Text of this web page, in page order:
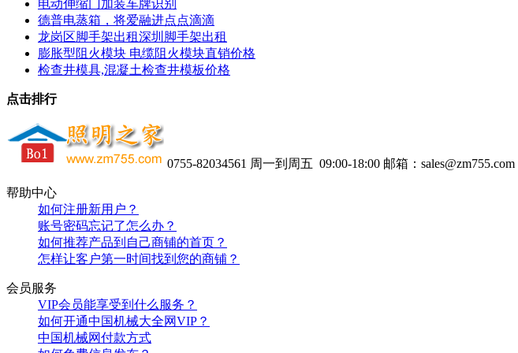
电动伸缩门加装车牌识别
德普电蒸箱，将爱融进点点滴滴
龙岗区脚手架出租深圳脚手架出租
膨胀型阻火模块 电缆阻火模块直销价格
检查井模具,混凝土检查井模板价格
点击排行
0755-82034561 周一到周五 09:00-18:00 邮箱：sales@zm755.com
帮助中心
如何注册新用户？
账号密码忘记了怎么办？
如何推荐产品到自己商铺的首页？
怎样让客户第一时间找到您的商铺？
会员服务
VIP会员能享受到什么服务？
如何开通中国机械大全网VIP？
中国机械网付款方式